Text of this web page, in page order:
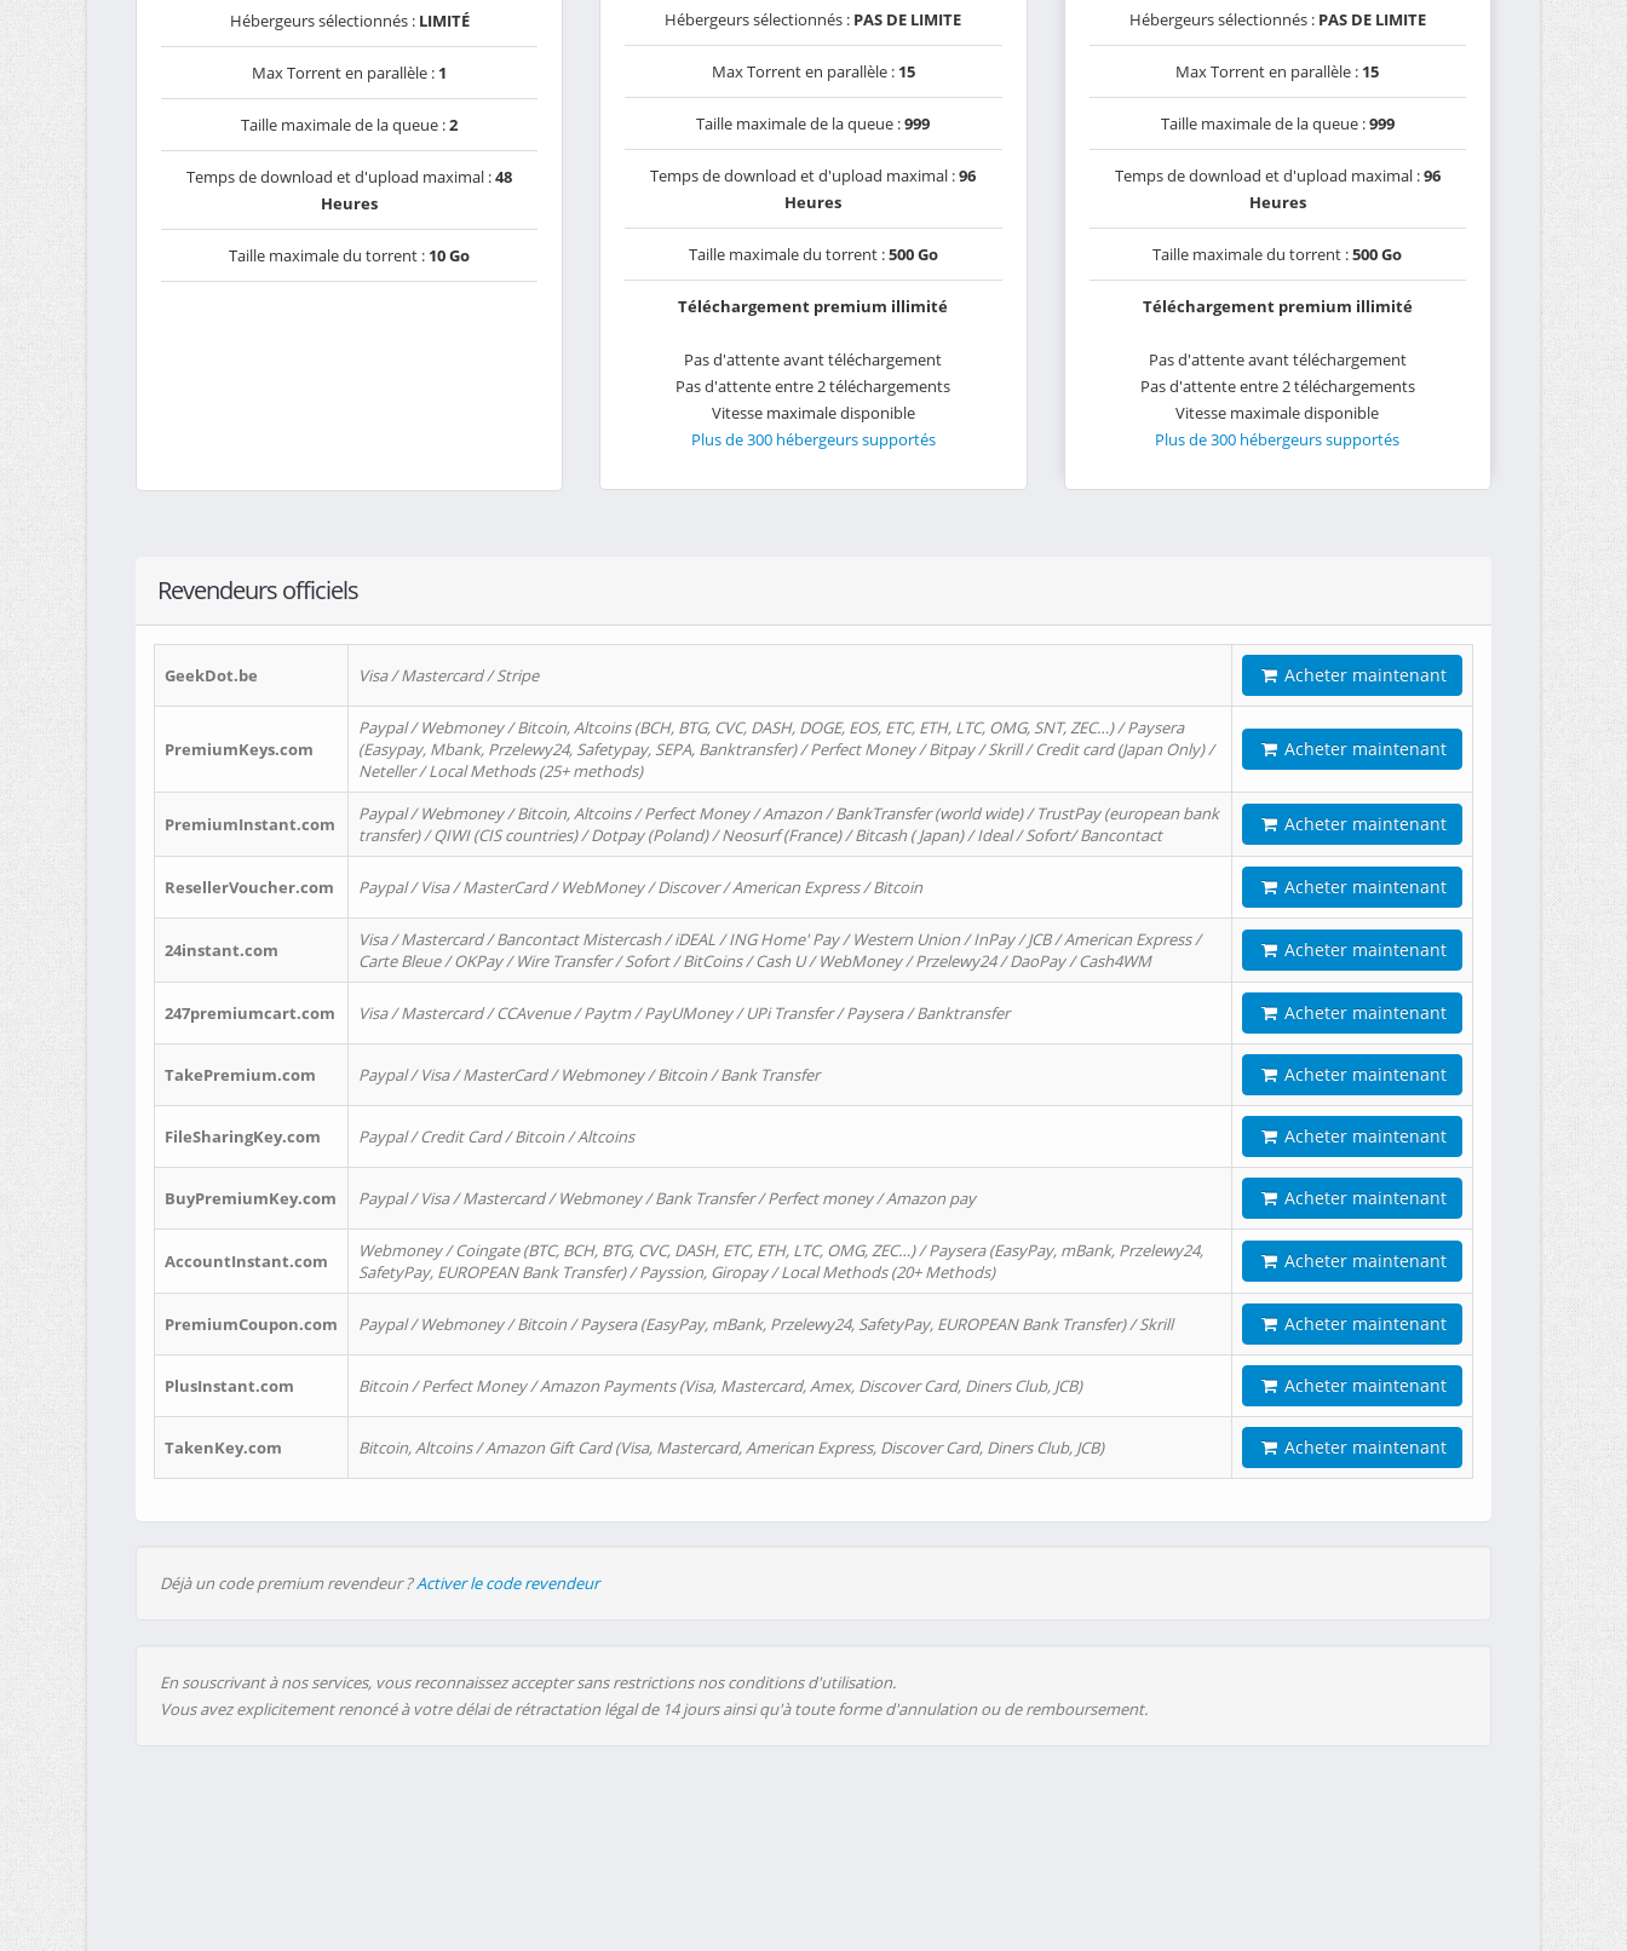
Hébergeurs sélectionnés : LIMITÉ
Max Torrent en parallèle : 1
Taille maximale de la queue :2
Temps de download et d'upload maximal :48
Heures
Taille maximale du torrent : 10 Go
Hébergeurs sélectionnés : PAS DE LIMITE
Max Torrent en parallèle : 15
Taille maximale de la queue :999
Temps de download et d'upload maximal :96
Heures
Taille maximale du torrent :500 Go
Téléchargement premium illimité
Pas d'attente avant téléchargement
Pas d'attente entre 2 téléchargements
Vitesse maximale disponible
Plus de 300 hébergeurs supportés
Hébergeurs sélectionnés : PAS DE LIMITE
Max Torrent en parallèle : 15
Taille maximale de la queue :999
Temps de download et d'upload maximal :96
Heures
Taille maximale du torrent :500 Go
Téléchargement premium illimité
Pas d'attente avant téléchargement
Pas d'attente entre 2 téléchargements
Vitesse maximale disponible
Plus de 300 hébergeurs supportés
Revendeurs officiels
GeekDot.be Visa / Mastercard / Stripe Acheter maintenant
PremiumKeys.com
Paypal / Webmoney / Bitcoin, Altcoins (BCH, BTG, CVC, DASH, DOGE, EOS, ETC, ETH, LTC, OMG, SNT, ZEC…) / Paysera
(Easypay, Mbank, Przelewy24, Safetypay, SEPA, Banktransfer) / Perfect Money / Bitpay / Skrill / Credit card (Japan Only) /
Neteller / Local Methods (25+ methods)
Acheter maintenant
PremiumInstant.com
Paypal / Webmoney / Bitcoin, Altcoins / Perfect Money / Amazon / BankTransfer (world wide) / TrustPay (european bank
transfer) / QIWI (CIS countries) / Dotpay (Poland) / Neosurf (France) / Bitcash ( Japan) / Ideal / Sofort/ Bancontact
Acheter maintenant
ResellerVoucher.com Paypal / Visa / MasterCard / WebMoney / Discover / American Express / Bitcoin Acheter maintenant
24instant.com
Visa / Mastercard / Bancontact Mistercash / iDEAL / ING Home' Pay / Western Union / InPay / JCB / American Express /
Carte Bleue / OKPay / Wire Transfer / Sofort / BitCoins / Cash U / WebMoney / Przelewy24 / DaoPay / Cash4WM
Acheter maintenant
247premiumcart.com Visa / Mastercard / CCAvenue / Paytm / PayUMoney / UPi Transfer / Paysera / Banktransfer Acheter maintenant
TakePremium.com Paypal / Visa / MasterCard / Webmoney / Bitcoin / Bank Transfer Acheter maintenant
FileSharingKey.com Paypal / Credit Card / Bitcoin / Altcoins Acheter maintenant
BuyPremiumKey.com Paypal / Visa / Mastercard / Webmoney / Bank Transfer / Perfect money / Amazon pay Acheter maintenant
AccountInstant.com
Webmoney / Coingate (BTC, BCH, BTG, CVC, DASH, ETC, ETH, LTC, OMG, ZEC…) / Paysera (EasyPay, mBank, Przelewy24,
SafetyPay, EUROPEAN Bank Transfer) / Payssion, Giropay / Local Methods (20+ Methods)
Acheter maintenant
PremiumCoupon.com Paypal / Webmoney / Bitcoin / Paysera (EasyPay, mBank, Przelewy24, SafetyPay, EUROPEAN Bank Transfer) / Skrill Acheter maintenant
PlusInstant.com Bitcoin / Perfect Money / Amazon Payments (Visa, Mastercard, Amex, Discover Card, Diners Club, JCB) Acheter maintenant
TakenKey.com Bitcoin, Altcoins / Amazon Gift Card (Visa, Mastercard, American Express, Discover Card, Diners Club, JCB) Acheter maintenant
Déjà un code premium revendeur ?Activer le code revendeur
En souscrivant à nos services, vous reconnaissez accepter sans restrictions nos conditions d'utilisation.
Vous avez explicitement renoncé à votre délai de rétractation légal de 14 jours ainsi qu'à toute forme d'annulation ou de remboursement.